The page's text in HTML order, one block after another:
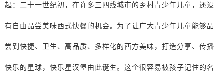
起：二十一世纪初，在许多三四线城市的乡村青少年儿童，还没
有自由品尝美味西式快餐的机会。为了让广大青少年儿童能够品
尝到快捷、卫生、高品质、多样化的西方美味，打造分享、传播
快乐的星球，快乐星汉堡由此诞生。这个很容易被孩子记住的名